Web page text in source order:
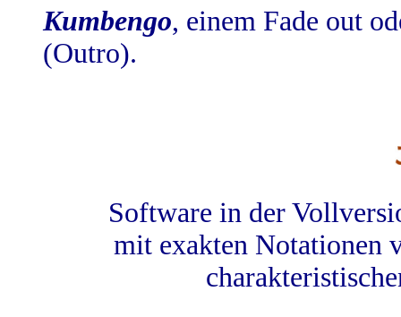
Kumbengo, einem Fade out
(Outro).
Software in der
mit exakten Notationen